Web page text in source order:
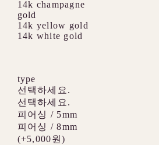
14k champagne
gold
14k yellow gold
14k white gold
type
선택하세요.
선택하세요.
피어싱 / 5mm
피어싱 / 8mm
(+5,000원)